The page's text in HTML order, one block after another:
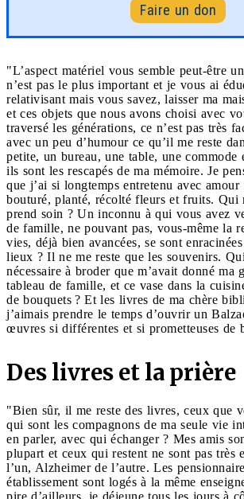
Faire un don
"L’aspect matériel vous semble peut-être
n’est pas le plus important et je vous ai
relativisant mais vous savez, laisser ma
et ces objets que nous avons choisi avec
traversé les générations, ce n’est pas très
avec un peu d’humour ce qu’il me reste
petite, un bureau, une table, une commode
ils sont les rescapés de ma mémoire. Je
que j’ai si longtemps entretenu avec
bouturé, planté, récolté fleurs et fruits. Qui
prend soin ? Un inconnu à qui vous avez
de famille, ne pouvant pas, vous-même la
vies, déjà bien avancées, se sont
lieux ? Il ne me reste que les souvenirs.
nécessaire à broder que m’avait donné ma
tableau de famille, et ce vase dans la
de bouquets ? Et les livres de ma chère
j’aimais prendre le temps d’ouvrir un
œuvres si différentes et si prometteuses de
Des livres et la prière
"Bien sûr, il me reste des livres, ceux que
qui sont les compagnons de ma seule vie
en parler, avec qui échanger ? Mes amis
plupart et ceux qui restent ne sont pas très
l’un, Alzheimer de l’autre. Les
établissement sont logés à la même
pire d’ailleurs, je déjeune tous les jours à